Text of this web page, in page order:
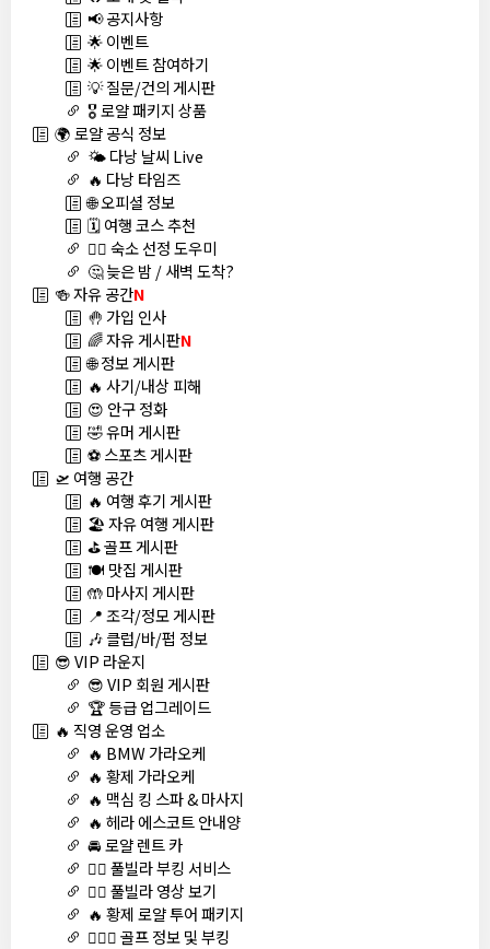
📢 공지사항
🌟 이벤트
🌟 이벤트 참여하기
💡 질문/건의 게시판
🎖️ 로얄 패키지 상품
🌍 로얄 공식 정보
🌤️ 다낭 날씨 Live
🔥 다낭 타임즈
🌐 오피셜 정보
🗓️ 여행 코스 추천
🏊‍♀️ 숙소 선정 도우미
🤔 늦은 밤 / 새벽 도착?
🍻 자유 공간N
🤚 가입 인사
🌈 자유 게시판N
🌐 정보 게시판
🔥 사기/내상 피해
😍 안구 정화
🤣 유머 게시판
⚽ 스포츠 게시판
🛫 여행 공간
🔥 여행 후기 게시판
🏖️ 자유 여행 게시판
⛳ 골프 게시판
🍽️ 맛집 게시판
🤲 마사지 게시판
📍 조각/정모 게시판
🎶 클럽/바/펍 정보
😎 VIP 라운지
😎 VIP 회원 게시판
🏆 등급 업그레이드
🔥 직영 운영 업소
🔥 BMW 가라오케
🔥 황제 가라오케
🔥 맥심 킹 스파 & 마사지
🔥 헤라 에스코트 안내양
🚘 로얄 렌트 카
🏊‍♀️ 풀빌라 부킹 서비스
🏊‍♀️ 풀빌라 영상 보기
🔥 황제 로얄 투어 패키지
🏌🏻‍♂️ 골프 정보 및 부킹